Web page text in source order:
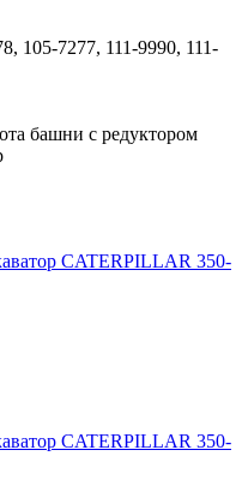
105-7277, 111-9990, 111-
башни с редуктором